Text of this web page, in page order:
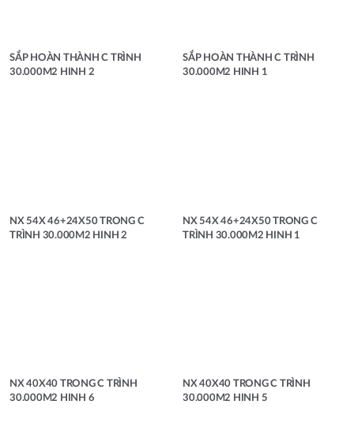
SẮP HOÀN THÀNH C TRÌNH
30.000M2 HINH 2
SẮP HOÀN THÀNH C TRÌNH
30.000M2 HINH 1
NX 54X 46+24X50 TRONG C
TRÌNH 30.000M2 HINH 2
NX 54X 46+24X50 TRONG C
TRÌNH 30.000M2 HINH 1
NX 40X40 TRONG C TRÌNH
30.000M2 HINH 6
NX 40X40 TRONG C TRÌNH
30.000M2 HINH 5